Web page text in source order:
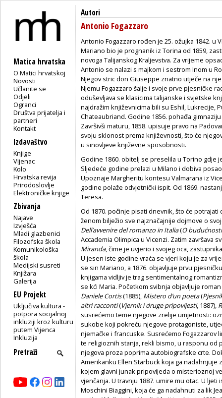
Matica hrvatska
O Matici hrvatskoj
Novosti
Učlanite se
Odjeli
Ogranci
Društva prijatelja i
partneri
Kontakt
Izdavaštvo
Knjige
Vijenac
Kolo
Hrvatska revija
Prirodoslovlje
Elektroničke knjige
Zbivanja
Najave
Izvješća
Mladi glazbenici
Filozofska škola
Komunikološka
škola
Medijski susreti
Knjižara
Galerija
EU Projekt
Uključiva kultura -
potpora socijalnoj
inkluziji kroz kulturu
putem Vijenca
Inkluzija
Autori
Antonio Fogazzaro
Antonio Fogazzaro rođen je 25. ožujka 1842. u
Mariano bio je prognanik iz Torina od 1859,
novoga Talijanskog Kraljevstva. Za vrijeme
Antonio se nalazi s majkom i sestrom Inom u
Njegov stric don Giuseppe znatno utječe na
Njemu Fogazzaro šalje i svoje prve pje­sničke
oduševljava se klasicima talijanske i svjetske
najdražim knji­ževnicima bili su Eshil, Lukrecije,
Chateaubriand. Godine 1856. pohađa
Završivši maturu, 1858. upisuje pravo na
svoju sklonost prema književnosti, što će
u si­novljeve književne sposobnosti.
Godine 1860. obitelj se preselila u Torino gdje
Sljedeće godine prelazi u Milano i dobiva
Upoznaje Margheritu kontesu Valmarana iz
godine polaže odvjetnički ispit. Od 1869.
Teresa.
Od 1870. počinje pisati dnevnik, što će
ženom bilježio sve najznačajnije dojmove o
Dell’avvenire del romanzo in Ita­lia(O
Accademia Olimpica u Vicenzi. Zatim završava
Miranda, čime je uvjerio i svojeg oca,
U jesen iste godine vraća se vjeri koju je za
se sin Mariano, a 1876. objavljuje prvu
knjigama vidljiv je trag sentimentalnog
se kći Maria. Početkom svibnja objavljuje roman
Daniele Cortis(1885), Mistero d’un poeta(
altri racconti(Vjernik i druge pri­povijesti, 1887),
susrećemo teme njegove zrelije umjetnosti:
sukobe koji pokreću nje­gove protagoniste,
njemačke i francuske. Susrećemo
te religioznih stanja, rekli bismo, u rasponu od
njegova proza poprima autobiografske crte.
Ame­rikanku Ellen Starbuck koja ga nadahnjuje
kojem glavni junak pripo­vijeda o misterioznoj
vjenčanja. U travnju 1887. umire mu otac. U
Moschini Biaggini, koja će ga nadahnuti za lik